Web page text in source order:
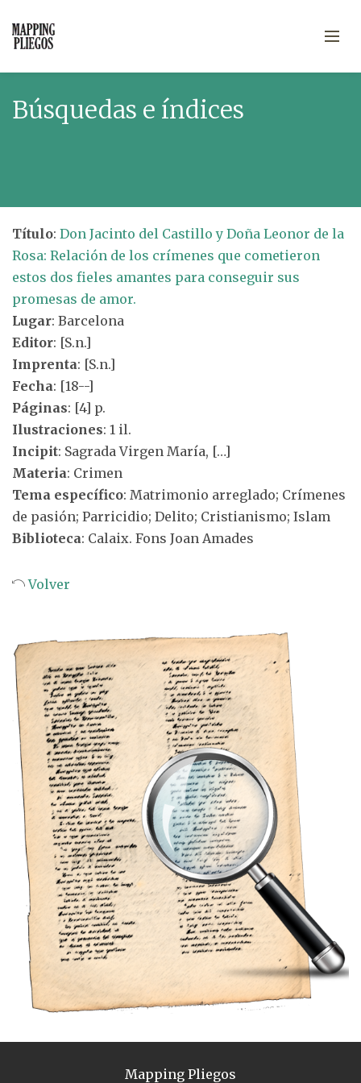
Búsquedas e índices
Título: Don Jacinto del Castillo y Doña Leonor de la
Rosa: Relación de los crímenes que cometieron
estos dos fieles amantes para conseguir sus
promesas de amor.
Lugar: Barcelona
Editor: [S.n.]
Imprenta: [S.n.]
Fecha: [18--]
Páginas: [4] p.
Ilustraciones: 1 il.
Incipit: Sagrada Virgen María, […]
Materia: Crimen
Tema específico: Matrimonio arreglado; Crímenes
de pasión; Parricidio; Delito; Cristianismo; Islam
Biblioteca: Calaix. Fons Joan Amades
Volver
Mapping Pliegos